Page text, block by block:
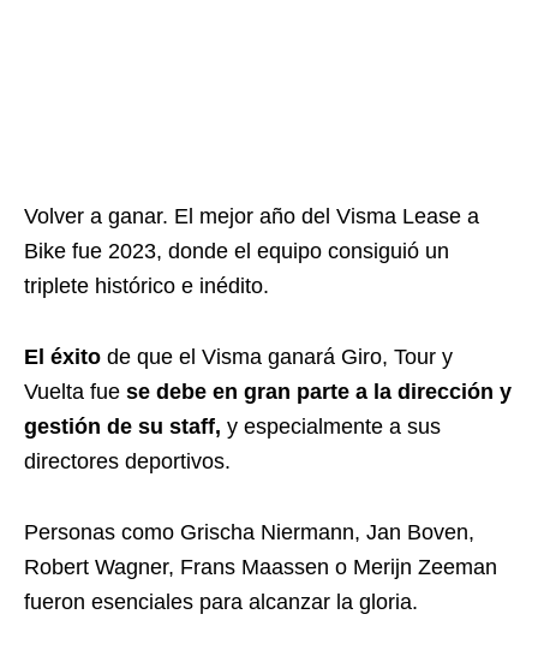
Volver a ganar. El mejor año del Visma Lease a
Bike fue 2023, donde el equipo consiguió un
triplete histórico e inédito.
El éxito de que el Visma ganará Giro, Tour y
Vuelta fue se debe en gran parte a la dirección y
gestión de su staff, y especialmente a sus
directores deportivos.
Personas como Grischa Niermann, Jan Boven,
Robert Wagner, Frans Maassen o Merijn Zeeman
fueron esenciales para alcanzar la gloria.